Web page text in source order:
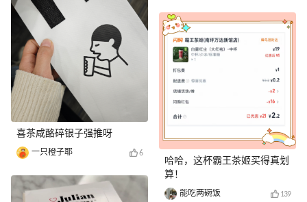
喜茶咸酪碎银子强推呀
一只橙子耶 6
哈哈，这杯霸王茶姬买得真划
算！
能吃两碗饭 139